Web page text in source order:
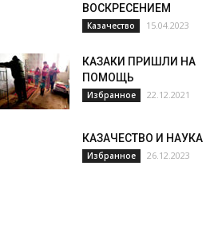
ВОСКРЕСЕНИЕМ
Казачество 15.04.2023
КАЗАКИ ПРИШЛИ НА
ПОМОЩЬ
Избранное 22.12.2021
КАЗАЧЕСТВО И НАУКА
Избранное 26.12.2023